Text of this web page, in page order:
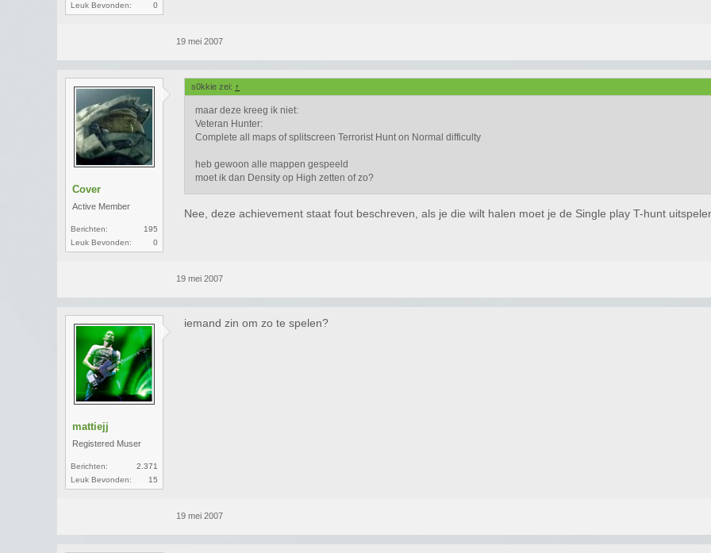
Leuk Bevonden:
0
19 mei 2007
Cover
Active Member
Berichten:
195
Leuk Bevonden:
0
s0kkie zei: ↑
maar deze kreeg ik niet:
Veteran Hunter:
Complete all maps of splitscreen Terrorist Hunt on Normal difficulty
heb gewoon alle mappen gespeeld
moet ik dan Density op High zetten of zo?
Nee, deze achievement staat fout beschreven, als je die wilt halen moet je de Single play T-hunt
19 mei 2007
mattiejj
Registered Muser
Berichten:
2.371
Leuk Bevonden:
15
iemand zin om zo te spelen?
19 mei 2007